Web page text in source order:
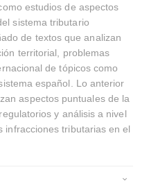
estudios de aspectos
sistema tributario
de textos que analizan
territorial, problemas
de tópicos como
español. Lo anterior
aspectos puntuales de la
y análisis a nivel
infracciones tributarias en el